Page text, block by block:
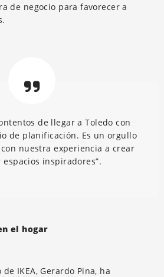
de negocio para favorecer a
de llegar a Toledo con
de planificación. Es un orgullo
nuestra experiencia a crear
espacios inspiradores”.
el hogar
IKEA, Gerardo Pina, ha